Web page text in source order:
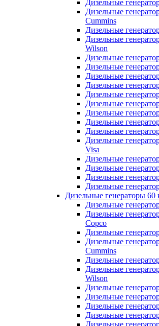
Дизельные
Дизельные
Cummins
Дизельные
Дизельные
Wilson
Дизельные
Дизельные
Дизельные
Дизельные
Дизельные
Дизельные
Дизельные
Дизельные
Дизельные
Дизельные
Visa
Дизельные
Дизельные
Дизельные
Дизельные
Дизельные генераторы 60
Дизельные
Дизельные
Copco
Дизельные
Дизельные
Cummins
Дизельные
Дизельные
Wilson
Дизельные
Дизельные
Дизельные
Дизельные
Дизельные